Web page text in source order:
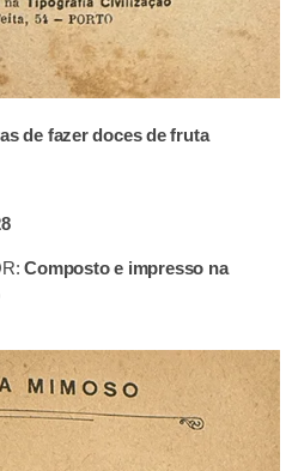
de fazer doces de fruta
Composto e impresso na